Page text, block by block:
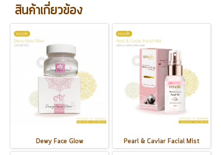
สินค้าเกี่ยวข้อง
Dewy Face Glow Pearl & Caviar Facial Mist